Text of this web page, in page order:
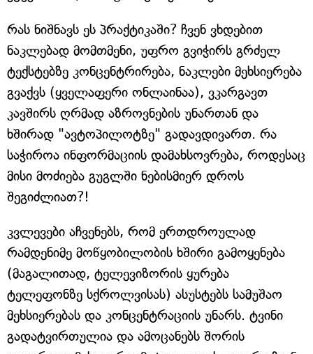
რას ნიშნავს ეს პრაქტიკაში? ჩვენ ვხდებით
ნაკლებად მომთმენი, უფრო გვიჭირს გრძელ
ტექსტებზე კონცენტრირება, ნაკლები მეხსიერება
გვაქვს (ყველაფერი ონლაინაა), ვკარგავთ
კავშირს ღრმად აზროვნების უნართან და
ხშირად "ავტოპილოტზე" გადავდივართ. რა
საჭიროა ინფორმაციის დამახსოვრება, როდესაც
მისი მოძიება გუგლში ნებისმიერ დროს
შეგიძლიათ?!
კვლევები აჩვენებს, რომ ერთდროულად
რამდენიმე მოწყობილობის ხშირი გამოყენება
(მაგალითად, ტელევიზორის ყურება
ტელეფონზე სქროლვისას) ასუსტებს სამუშაო
მეხსიერებას და კონცენტრაციის უნარს. ტვინი
გადატვირთულია და ამოცანებს შორის